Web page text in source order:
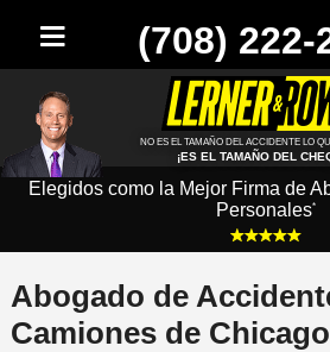
(708) 222-
NO ES EL TAMAÑO DEL ACCIDENTE LO
¡ES EL TAMAÑO DEL
Elegidos como la Mejor Firma de
Personales*
Abogado de
Camiones de Chicago